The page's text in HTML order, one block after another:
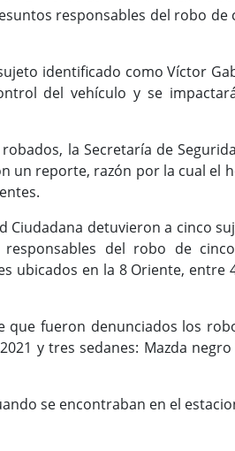
responsables del robo de
identificado como Víctor
del vehículo y se
la Secretaría de
un reporte, razón por la cual el
Ciudadana detuvieron a cinco
del robo de
ubicados en la 8 Oriente, entre
que fueron denunciados los
y tres sedanes: Mazda
se encontraban en el